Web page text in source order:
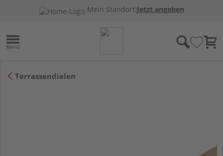
Mein Standort:Jetzt angeben
Terrassendielen